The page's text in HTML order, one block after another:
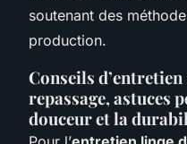
soutenant des
production.
Conseils d’entretien
repassage, astuces
douceur et la